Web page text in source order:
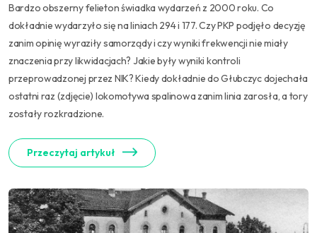
Bardzo obszerny felieton świadka wydarzeń z 2000 roku. Co
dokładnie wydarzyło się na liniach 294 i 177. Czy PKP podjęło decyzję
zanim opinię wyraziły samorządy i czy wyniki frekwencji nie miały
znaczenia przy likwidacjach? Jakie były wyniki kontroli
przeprowadzonej przez NIK? Kiedy dokładnie do Głubczyc dojechała
ostatni raz (zdjęcie) lokomotywa spalinowa zanim linia zarosła, a tory
zostały rozkradzione.
Przeczytaj artykuł